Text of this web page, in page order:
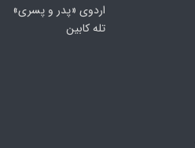
اردوی «پدر و پسری»
تله کابین